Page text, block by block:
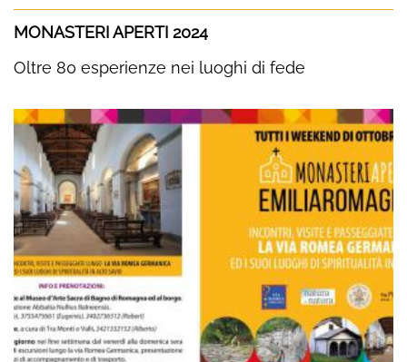
MONASTERI APERTI 2024
Oltre 80 esperienze nei luoghi di fede